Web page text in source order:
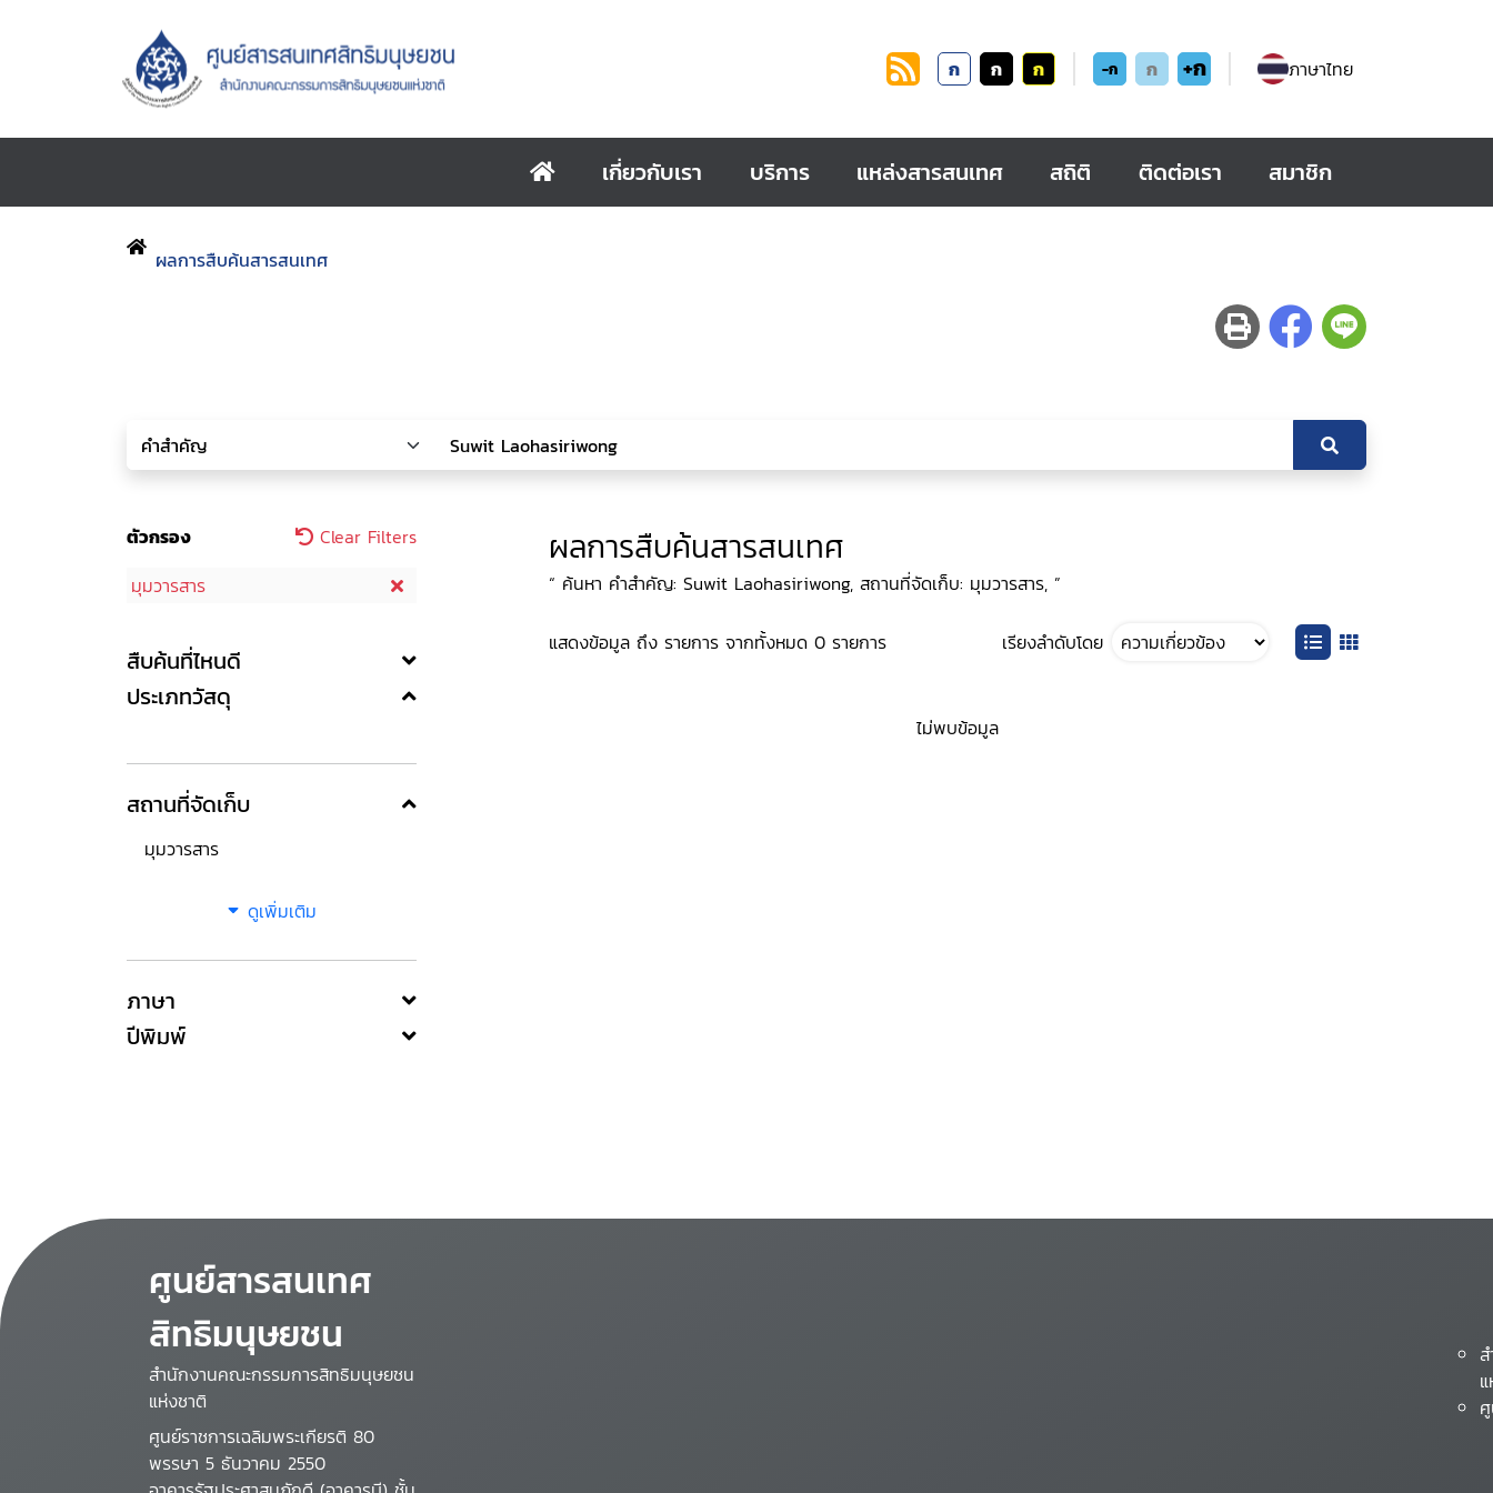
ก ก ก -ก ก +ก ภาษาไทย
เกี่ยวกับเรา บริการ แหล่งสารสนเทศ สถิติ ติดต่อเรา สมาชิก
ผลการสืบค้นสารสนเทศ
ตัวกรอง
Clear Filters
มุมวารสาร
สืบค้นที่ไหนดี
ประเภทวัสดุ
สถานที่จัดเก็บ
มุมวารสาร
ดูเพิ่มเติม
ภาษา
ปีพิมพ์
ผลการสืบค้นสารสนเทศ
“ ค้นหา คำสำคัญ: Suwit Laohasiriwong, สถานที่จัดเก็บ: มุมวารสาร, ”
แสดงข้อมูล ถึง รายการ จากทั้งหมด 0 รายการ เรียงลำดับโดย
ไม่พบข้อมูล
ศูนย์สารสนเทศ
สิทธิมนุษยชน
สำนักงานคณะกรรมการสิทธิมนุษยชน
แห่งชาติ
ศูนย์ราชการเฉลิมพระเกียรติ 80
พรรษา 5 ธันวาคม 2550